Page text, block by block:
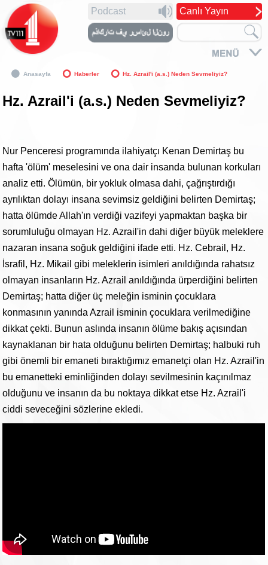
Canlı Yayın
Podcast
Anasayfa Haberler Hz. Azrail'i (a.s.) Neden Sevmeliyiz?
Hz. Azrail'i (a.s.) Neden Sevmeliyiz?
Nur Penceresi programında ilahiyatçı Kenan Demirtaş bu
hafta 'ölüm' meselesini ve ona dair insanda bulunan korkuları
analiz etti. Ölümün, bir yokluk olmasa dahi, çağrıştırdığı
ayrılıktan dolayı insana sevimsiz geldiğini belirten Demirtaş;
hatta ölümde Allah'ın verdiği vazifeyi yapmaktan başka bir
sorumluluğu olmayan Hz. Azrail'in dahi diğer büyük meleklere
nazaran insana soğuk geldiğini ifade etti. Hz. Cebrail, Hz.
İsrafil, Hz. Mikail gibi meleklerin isimleri anıldığında rahatsız
olmayan insanların Hz. Azrail anıldığında ürperdiğini belirten
Demirtaş; hatta diğer üç meleğin isminin çocuklara
konmasının yanında Azrail isminin çocuklara verilmediğine
dikkat çekti. Bunun aslında insanın ölüme bakış açısından
kaynaklanan bir hata olduğunu belirten Demirtaş; halbuki ruh
gibi önemli bir emaneti bıraktığımız emanetçi olan Hz. Azrail'in
bu emanetteki eminliğinden dolayı sevilmesinin kaçınılmaz
olduğunu ve insanın da bu noktaya dikkat etse Hz. Azrail'i
ciddi seveceğini sözlerine ekledi.